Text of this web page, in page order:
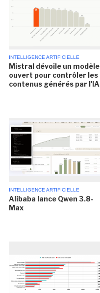
INTELLIGENCE ARTIFICIELLE
Mistral dévoile un modèle
ouvert pour contrôler les
contenus générés par l'IA
INTELLIGENCE ARTIFICIELLE
Alibaba lance Qwen 3.8-
Max